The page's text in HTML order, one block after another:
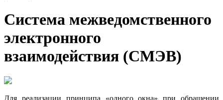
Система межведомственного
электронного
взаимодействия (СМЭВ)
Для реализации принципа «одного окна» при обращении